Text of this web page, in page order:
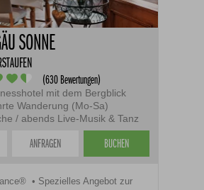
SONNE
(630 Bewertungen)
mit dem Bergblick
Wanderung (Mo-Sa)
/ abends Live-Musik & Tanz
ANFRAGEN BUCHEN
Spezielles Angebot zur